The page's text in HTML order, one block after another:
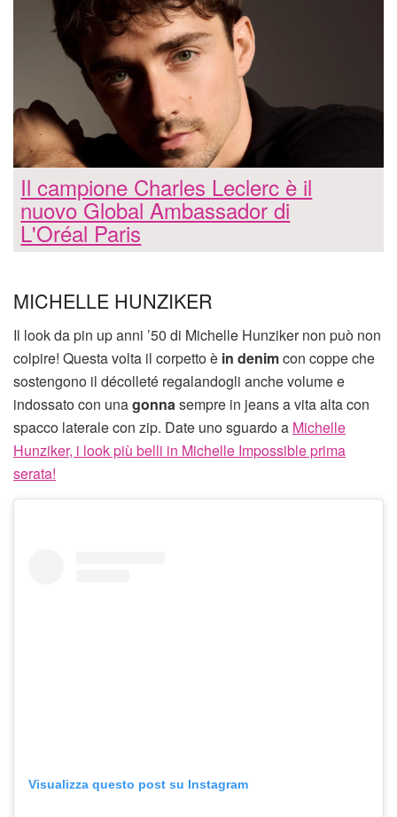
Il campione Charles Leclerc è il
nuovo Global Ambassador di
L'Oréal Paris
MICHELLE HUNZIKER
Il look da pin up anni ’50 di Michelle Hunziker non può non
colpire! Questa volta il corpetto è in denimcon coppe che
sostengono il décolleté regalandogli anche volume e
indossato con unagonnasempre in jeans a vita alta con
spacco laterale con zip. Date uno sguardo a Michelle
Hunziker, i look più belli in Michelle Impossible prima
serata!
Visualizza questo post su Instagram